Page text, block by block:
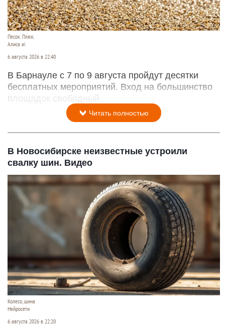
Песок. Пляж.
Алиса ai
6 августа 2026 в 22:40
В Барнауле с 7 по 9 августа пройдут десятки
бесплатных мероприятий. Вход на большинство
площадок свободный.
Читать полностью
В Новосибирске неизвестные устроили
свалку шин. Видео
Колесо, шина
Нейросети
6 августа 2026 в 22:20